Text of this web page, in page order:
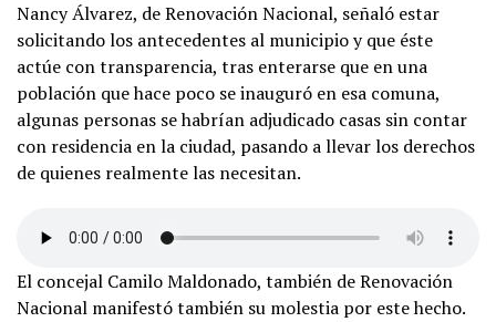
Nancy Álvarez, de Renovación Nacional, señaló estar
solicitando los antecedentes al municipio y que éste
actúe con transparencia, tras enterarse que en una
población que hace poco se inauguró en esa comuna,
algunas personas se habrían adjudicado casas sin contar
con residencia en la ciudad, pasando a llevar los derechos
de quienes realmente las necesitan.
El concejal Camilo Maldonado, también de Renovación
Nacional manifestó también su molestia por este hecho.